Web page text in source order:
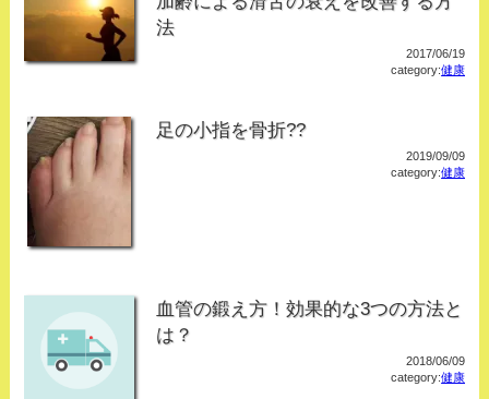
法
2017/06/19
category:健康
足の小指を骨折??
2019/09/09
category:健康
血管の鍛え方！効果的な3つの方法と
は？
2018/06/09
category:健康